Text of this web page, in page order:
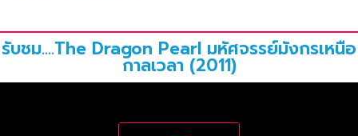
รับชม....The Dragon Pearl มหัศจรรย์มังกรเหนือ
กาลเวลา (2011)